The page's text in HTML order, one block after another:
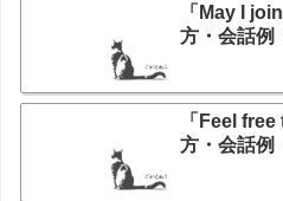
「May I
方・会話例
「Feel
方・会話例